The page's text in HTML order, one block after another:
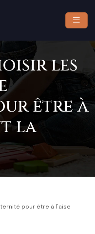
les
être à
la
pour être à l’aise